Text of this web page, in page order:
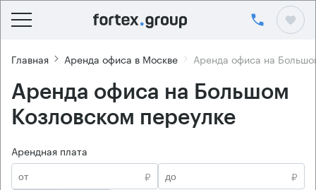
Главная Аренда офиса в Москве Аренда офиса на
Аренда офиса на Большом
Козловском переулке
Арендная плата
₽
₽